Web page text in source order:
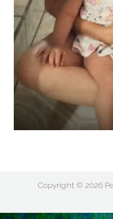
Copyright © 2026